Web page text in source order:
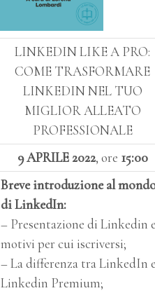
LINKEDIN LIKE A PRO:
COME TRASFORMARE
LINKEDIN NEL TUO
MIGLIOR ALLEATO
PROFESSIONALE
9 APRILE 2022, ore 15:00
Breve introduzione al
di LinkedIn:
– Presentazione di Linkedin
motivi per cui iscriversi;
– La differenza tra LinkedIn
Linkedin Premium;